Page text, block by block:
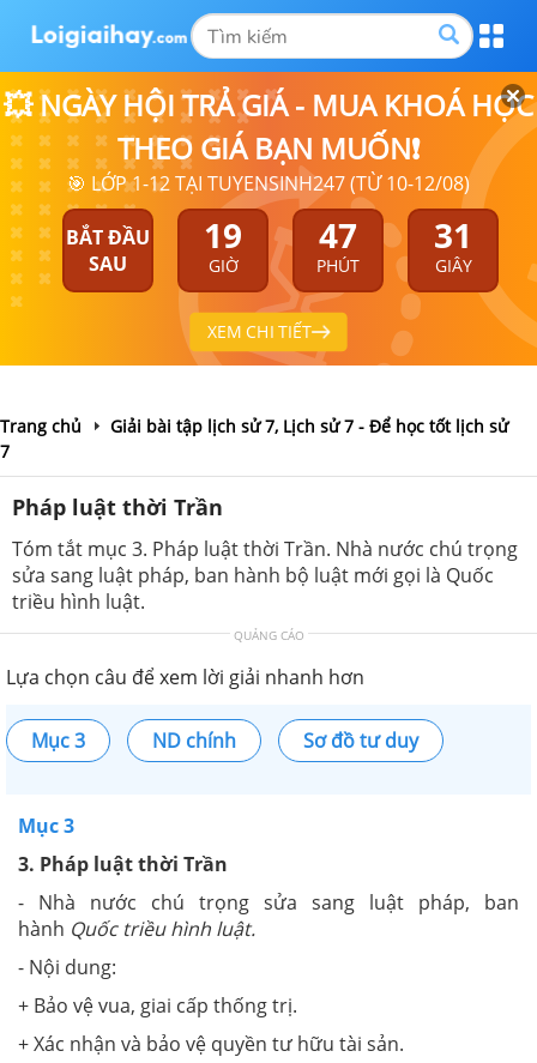
💥 NGÀY HỘI TRẢ GIÁ - MUA KHOÁ HỌC
THEO GIÁ BẠN MUỐN❗
🎯 LỚP 1-12 TẠI TUYENSINH247 (TỪ 10-12/08)
BẮT ĐẦU
SAU
19
GIỜ
47
PHÚT
31
GIÂY
XEM CHI TIẾT
Trang chủ
Giải bài tập lịch sử 7, Lịch sử 7 - Để học tốt lịch sử
7
Pháp luật thời Trần
Tóm tắt mục 3. Pháp luật thời Trần. Nhà nước chú trọng
sửa sang luật pháp, ban hành bộ luật mới gọi là Quốc
triều hình luật.
QUẢNG CÁO
Lựa chọn câu để xem lời giải nhanh hơn
Mục 3 ND chính Sơ đồ tư duy
Mục 3
3. Pháp luật thời Trần
- Nhà nước chú trọng sửa sang luật pháp, ban
hành Quốc triều hình luật.
- Nội dung:
+ Bảo vệ vua, giai cấp thống trị.
+ Xác nhận và bảo vệ quyền tư hữu tài sản.